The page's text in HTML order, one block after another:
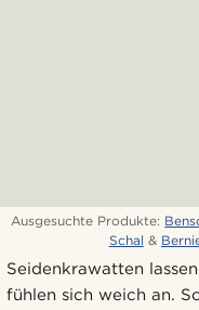
Ausgesuchte Produkte:
Schal &
Seidenkrawatten
fühlen sich weich an.